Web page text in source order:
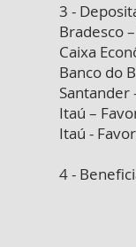
3 -
Bradesco
Caixa
Banco do
Santander
Itaú –
Itaú -
4 -